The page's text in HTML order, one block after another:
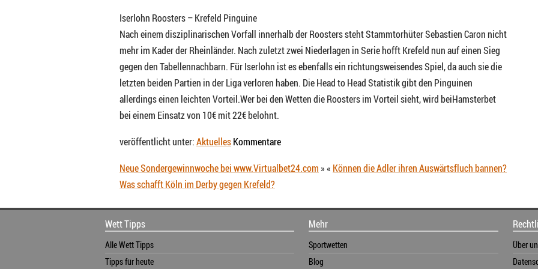
Iserlohn Roosters – Krefeld Pinguine
Nach einem disziplinarischen Vorfall innerhalb der Roosters steht Stammtorhüter Sebastien Caron nicht
mehr im Kader der Rheinländer. Nach zuletzt zwei Niederlagen in Serie hofft Krefeld nun auf einen Sieg
gegen den Tabellennachbarn. Für Iserlohn ist es ebenfalls ein richtungsweisendes Spiel, da auch sie die
letzten beiden Partien in der Liga verloren haben. Die Head to Head Statistik gibt den Pinguinen
allerdings einen leichten Vorteil.Wer bei den Wetten die Roosters im Vorteil sieht, wird beiHamsterbet
bei einem Einsatz von 10€ mit 22€ belohnt.
veröffentlicht unter:AktuellesKommentare
Neue Sondergewinnwoche bei www.Virtualbet24.com »« Können die Adler ihren Auswärtsfluch bannen?
Was schafft Köln im Derby gegen Krefeld?
Wett Tipps
Alle Wett Tipps
Tipps für heute
Mehr
Sportwetten
Blog
Über